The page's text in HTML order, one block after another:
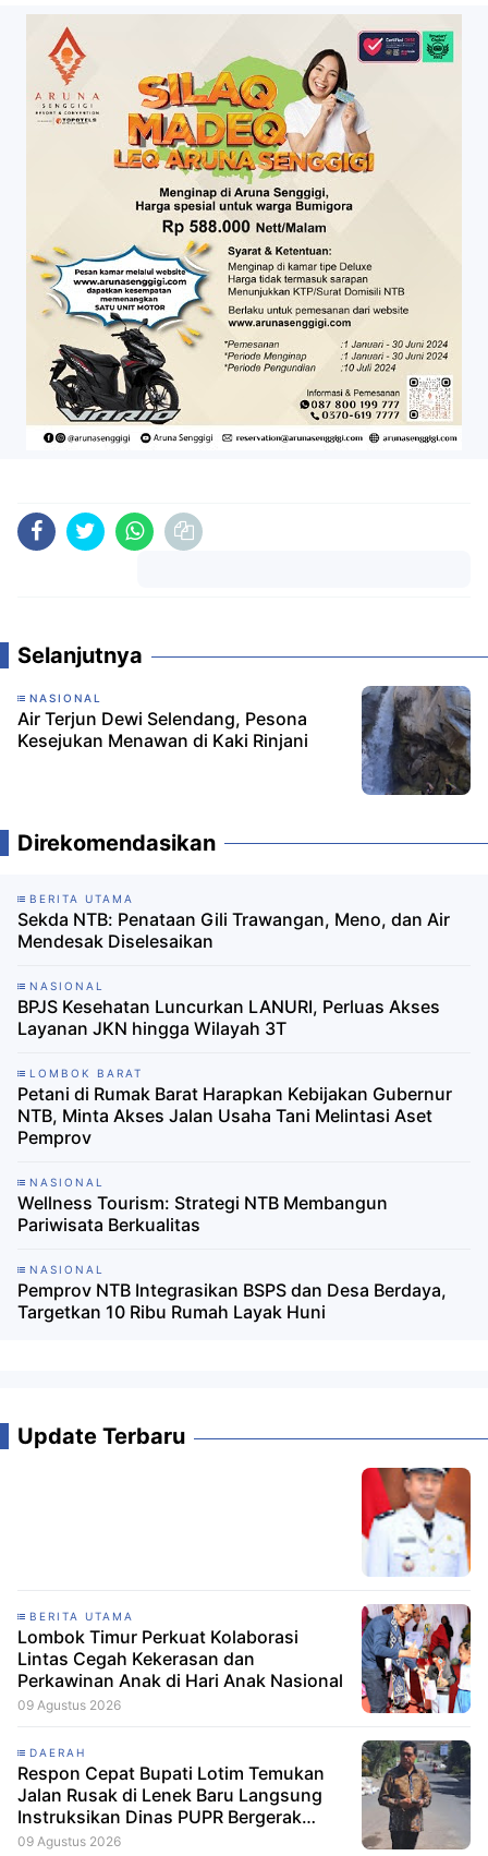
Selanjutnya
NASIONAL
Air Terjun Dewi Selendang, Pesona
Kesejukan Menawan di Kaki Rinjani
Direkomendasikan
BERITA UTAMA
Sekda NTB: Penataan Gili Trawangan, Meno, dan Air
Mendesak Diselesaikan
NASIONAL
BPJS Kesehatan Luncurkan LANURI, Perluas Akses
Layanan JKN hingga Wilayah 3T
LOMBOK BARAT
Petani di Rumak Barat Harapkan Kebijakan Gubernur
NTB, Minta Akses Jalan Usaha Tani Melintasi Aset
Pemprov
NASIONAL
Wellness Tourism: Strategi NTB Membangun
Pariwisata Berkualitas
NASIONAL
Pemprov NTB Integrasikan BSPS dan Desa Berdaya,
Targetkan 10 Ribu Rumah Layak Huni ‎
Update Terbaru
BERITA UTAMA
Lombok Timur Perkuat Kolaborasi
Lintas Cegah Kekerasan dan
Perkawinan Anak di Hari Anak Nasional
09 Agustus 2026
DAERAH
Respon Cepat Bupati Lotim Temukan
Jalan Rusak di Lenek Baru Langsung
Instruksikan Dinas PUPR Bergerak
Cepat
09 Agustus 2026